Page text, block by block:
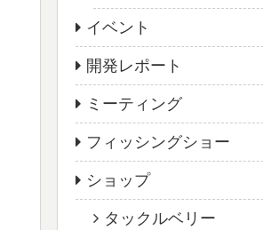
イベント
開発レポート
ミーティング
フィッシングショー
ショップ
タックルベリー